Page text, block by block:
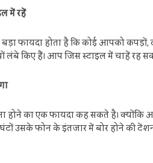
में रहें
फायदा होता है कि कोई आपको कपड़ों,
लंबे किए हैं। आप जिस स्‍टाइल में चाहें रह
होने का एक फायदा कह सकते है।
घंटों उसके फोन के इंतजार में बोर होने की